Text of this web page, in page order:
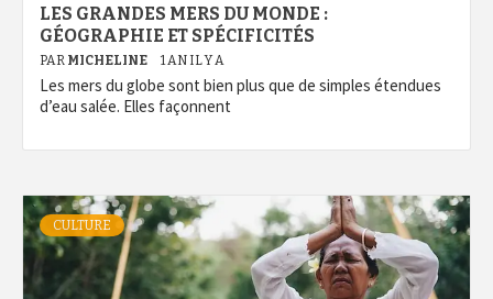
LES GRANDES MERS DU MONDE :
GÉOGRAPHIE ET SPÉCIFICITÉS
PAR MICHELINE 1 AN IL Y A
Les mers du globe sont bien plus que de simples étendues
d’eau salée. Elles façonnent
CULTURE